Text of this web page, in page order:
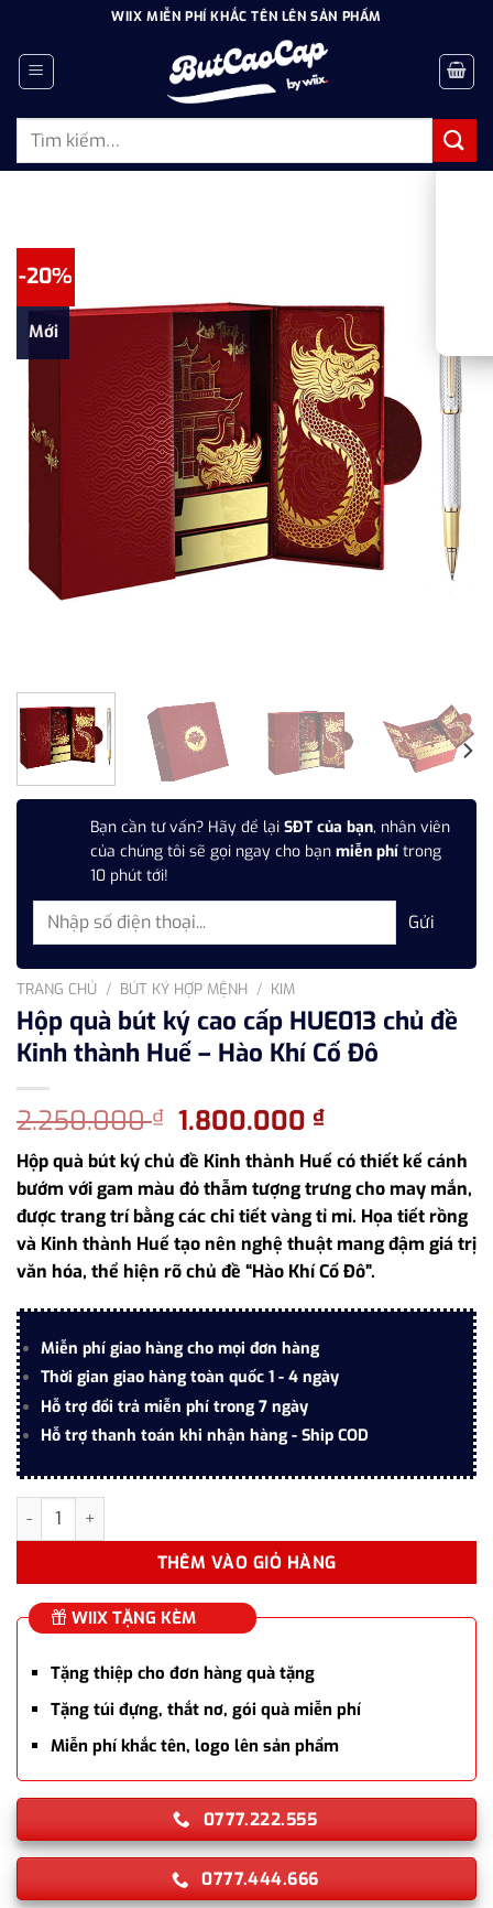
dung
WIIX MIỄN PHÍ KHẮC TÊN LÊN SẢN PHẨM
Tìm
-20%
Mới
Bạn cần tư vấn? Hãy để lại SĐT của bạn, nhân viên
của chúng tôi sẽ gọi ngay cho bạn miễn phí trong
10 phút tới!
TRANG CHỦ / BÚT KÝ HỢP MỆNH / KIM
Hộp quà bút ký cao cấp HUE013 chủ đề
Kinh thành Huế – Hào Khí Cố Đô
2.250.000₫ Giá
gốc
là:
2.250.000 ₫.
1.800.000₫Giá
hiện
tại
là:
1.800.000 ₫.
Hộp quà bút ký chủ đề Kinh thành Huế có thiết kế cánh
bướm với gam màu đỏ thẫm tượng trưng cho may mắn,
được trang trí bằng các chi tiết vàng tỉ mỉ. Họa tiết rồng
và Kinh thành Huế tạo nên nghệ thuật mang đậm giá trị
văn hóa, thể hiện rõ chủ đề “Hào Khí Cố Đô”.
Miễn phí giao hàng cho mọi đơn hàng
Thời gian giao hàng toàn quốc 1 - 4 ngày
Hỗ trợ đổi trả miễn phí trong 7 ngày
Hỗ trợ thanh toán khi nhận hàng - Ship COD
Hộp quà bút ký cao cấp HUE013 chủ đề Kinh thành Huế - Hào
THÊM VÀO GIỎ HÀNG
WIIX TẶNG KÈM
Tặng thiệp cho đơn hàng quà tặng
Tặng túi đựng, thắt nơ, gói quà miễn phí
Miễn phí khắc tên, logo lên sản phẩm
0777.222.555
0777.444.666